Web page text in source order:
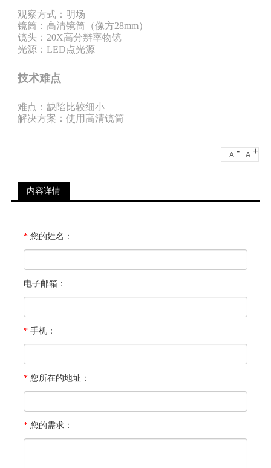
观察方式：明场
镜筒：高清镜筒（像方28mm）
镜头：20X高分辨率物镜
光源：LED点光源
技术难点
难点：缺陷比较细小
解决方案：使用高清镜筒
A - A +
内容详情
* 您的姓名：
电子邮箱：
* 手机：
* 您所在的地址：
* 您的需求：